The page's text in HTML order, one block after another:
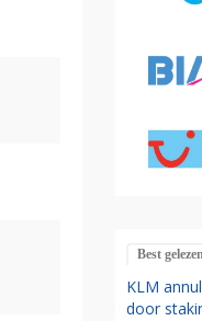
Best
KLM
door